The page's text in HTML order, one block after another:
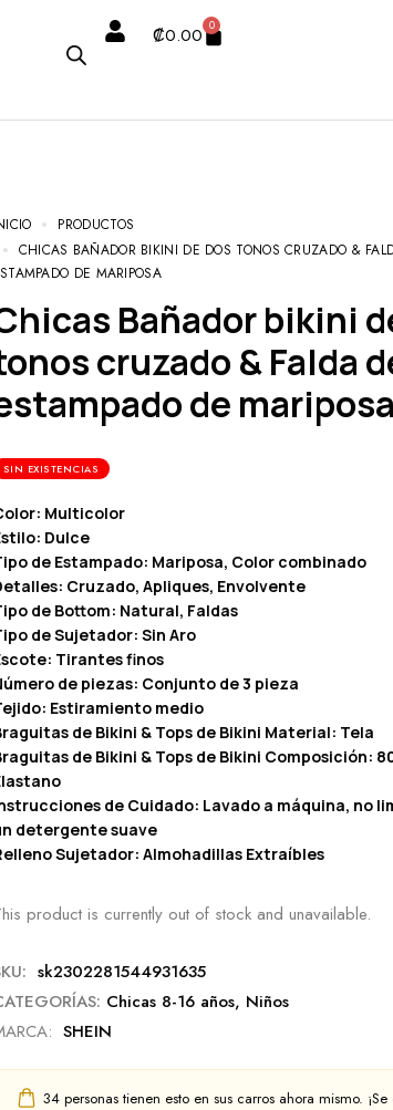
₡0.00 0
PRODUCTOS
CHICAS BAÑADOR BIKINI DE DOS TONOS CRUZADO &
DE MARIPOSA
de dos
cruzado & Falda
de mariposa
SIN EXISTENCIAS
Multicolor
Dulce
de Estampado: Mariposa, Color combinado
Cruzado, Apliques, Envolvente
de Bottom: Natural, Faldas
de Sujetador: Sin Aro
Tirantes finos
de piezas: Conjunto de 3 pieza
Estiramiento medio
de Bikini & Tops de Bikini Material: Tela
de Bikini & Tops de Bikini Composición:
de Cuidado: Lavado a máquina, no
detergente suave
Sujetador: Almohadillas Extraíbles
product is currently out of stock and unavailable.
sk2302281544931635
Chicas 8-16 años, Niños
SHEIN
34personas tienen esto en sus carros ahora mismo.